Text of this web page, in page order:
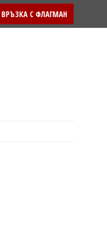
ВРЪЗКА С ФЛАГМАН